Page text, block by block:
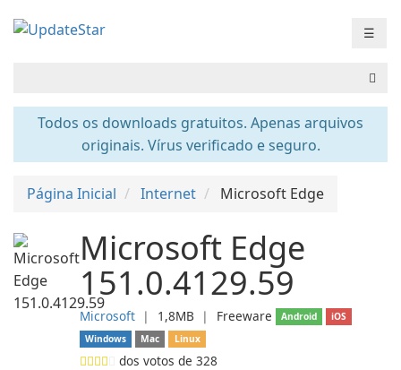
☰
Todos os downloads gratuitos. Apenas arquivos
originais. Vírus verificado e seguro.
Página Inicial Internet Microsoft Edge
Microsoft Edge
151.0.4129.59
Microsoft ❘ 1,8MB ❘ Freeware Android
iOS
Windows
Mac Linux
dos votos de 328